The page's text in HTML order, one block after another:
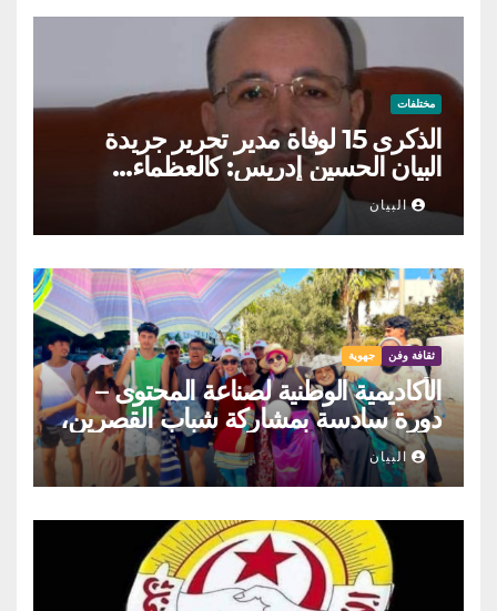
مختلفات
الذكرى 15 لوفاة مدير تحرير جريدة
البيان الحسين إدريس: كالعظماء…
عاش شامخا ورحل واقفا
البيان
ثقافة وفن جهوية
الأكاديمية الوطنية لصناعة المحتوى –
دورة سادسة بمشاركة شباب القصرين،
المنستير والمهدية
البيان